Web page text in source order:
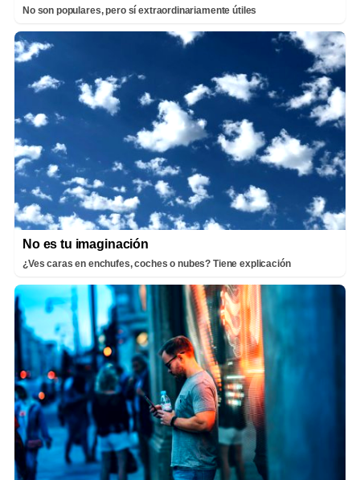
No son populares, pero sí extraordinariamente útiles
No es tu imaginación
¿Ves caras en enchufes, coches o nubes? Tiene explicación